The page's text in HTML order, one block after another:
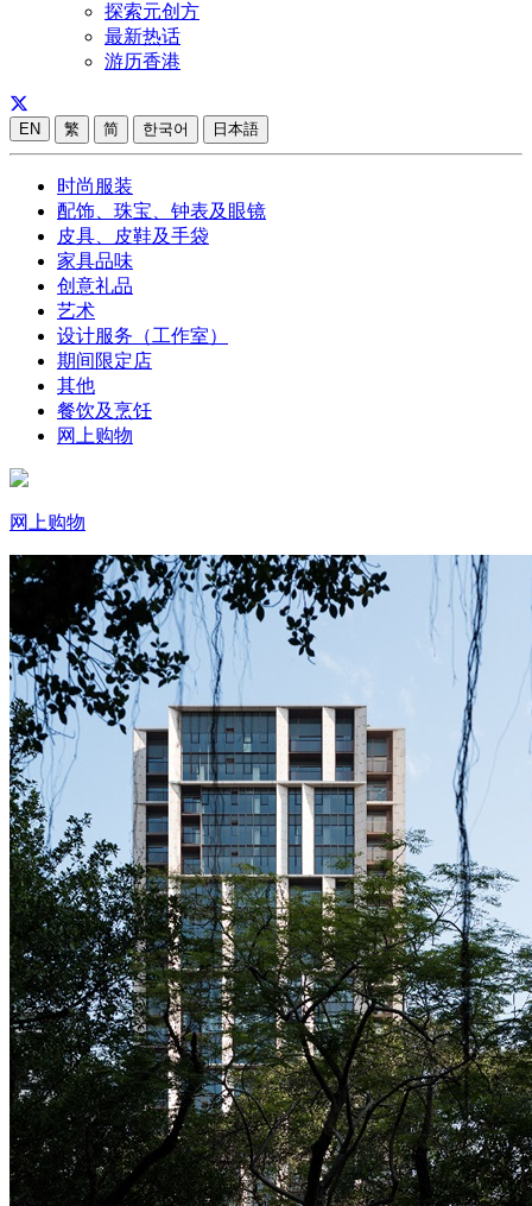
探索元创方
最新热话
游历香港
EN 繁 简 한국어 日本語
时尚服装
配饰、珠宝、钟表及眼镜
皮具、皮鞋及手袋
家具品味
创意礼品
艺术
设计服务（工作室）
期间限定店
其他
餐饮及烹饪
网上购物
网上购物